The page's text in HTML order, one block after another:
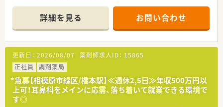
行を含めた臨床経験を積むことが可能です。
■多種多様な処方に触れられる環境であるため、服薬支援や介護
連携などの高度な業務に携われます。
【店舗情報と応需状況について】
■JR相模線の南橋本駅から徒歩3分という非常にアクセスの良
い場所にあり、周辺は落ち着いた住宅街が広がる穏やかな環境で
す。
■応需科目は内科と消化器科が中心で、処方箋枚数は1日平均80
枚程度となっており、薬剤師3名体制で余裕を持って対応してい
ます。
■門前の中村医院は地域で長く愛されており、知識豊富なドクタ
ーと密に連携を取りながら質の高い服薬指導を実践できる環境
詳細を見る お問い合わせ
更新日： 2026/08/07 薬剤師求人ID： 15865
正社員
調剤薬局
*急募【相模原市緑区/橋本駅】≪週休2,5日≫年収500万円以
上可！耳鼻科をメインに応需、落ち着いて就業できる環境で
す◎